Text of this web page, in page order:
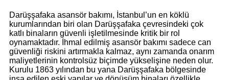
Darüşşafaka asansör bakımı, İstanbul’un en köklü
kurumlarından biri olan Darüşşafaka çevresindeki çok
katlı binaların güvenli işletilmesinde kritik bir rol
oynamaktadır. İhmal edilmiş asansör bakımı sadece can
güvenliği riskini artırmakla kalmaz, aynı zamanda onarım
maliyetlerinin kontrolsüz biçimde yükselişine neden olur.
Kurulu 1863 yılından bu yana Darüşşafaka bölgesinde